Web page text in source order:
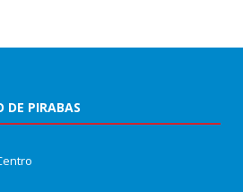
DE PIRABAS